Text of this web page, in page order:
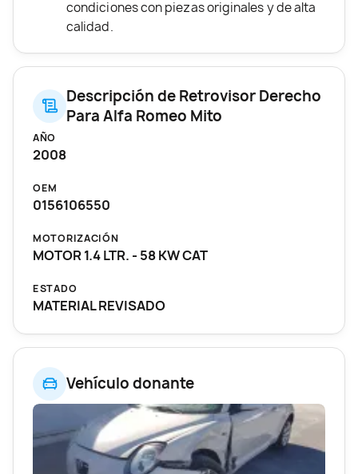
Vehículo donante
condiciones con piezas originales y de alta
calidad.
Descripción de Retrovisor Derecho
Para Alfa Romeo Mito
AÑO
2008
OEM
0156106550
MOTORIZACIÓN
MOTOR 1.4 LTR. - 58 KW CAT
ESTADO
MATERIAL REVISADO